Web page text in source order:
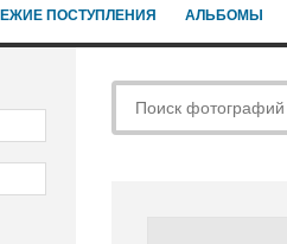
ПОСТУПЛЕНИЯ АЛЬБОМЫ